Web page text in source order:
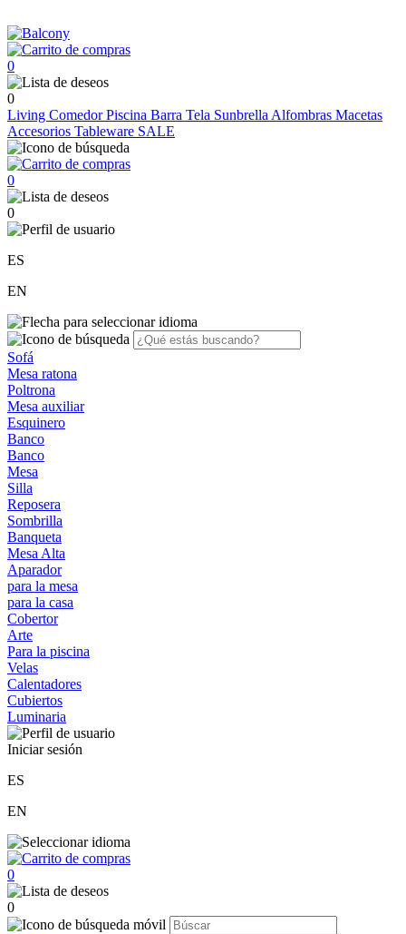
0
0
Living ComedorPiscina Barra Tela Sunbrella Alfombras Macetas
Accesorios Tableware SALE
0
0
ES
EN
Sofá
Mesa ratona
Poltrona
Mesa auxiliar
Esquinero
Banco
Banco
Mesa
Silla
Reposera
Sombrilla
Banqueta
Mesa Alta
Aparador
para la mesa
para la casa
Cobertor
Arte
Para la piscina
Velas
Calentadores
Cubiertos
Luminaria
Iniciar sesión
ES
EN
0
0